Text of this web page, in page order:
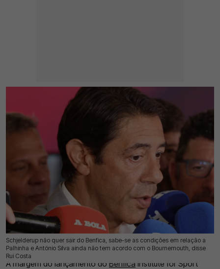
Schjelderup não quer sair do Benfica, sabe-se as condições em relação a
Palhinha e António Silva ainda não tem acordo com o Bournemouth, disse
Rui Costa
22 Jul 2026 | 09:30 | 0
À margem do lançamento do Benfica Institute for Sport